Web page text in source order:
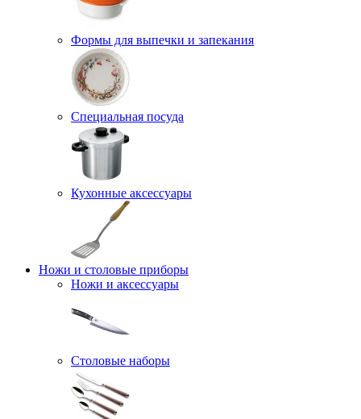
Формы для выпечки и запекания
Специальная посуда
Кухонные аксессуары
Ножи и столовые приборы
Ножи и аксессуары
Столовые наборы